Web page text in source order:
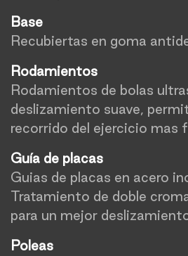
Base
Recubiertas en goma
Rodamientos
Rodamientos de bolas
deslizamiento suave,
recorrido del ejercicio mas
Guía de placas
Guias de placas en acero
Tratamiento de doble
para un mejor
Poleas